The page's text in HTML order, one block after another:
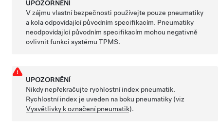
UPOZORNĚNÍ
V zájmu vlastní bezpečnosti používejte pouze pneumatiky
a kola odpovídající původním specifikacím. Pneumatiky
neodpovídající původním specifikacím mohou negativně
ovlivnit funkci systému TPMS.
UPOZORNĚNÍ
Nikdy nepřekračujte rychlostní index pneumatik.
Rychlostní index je uveden na boku pneumatiky (viz
Vysvětlivky k označení pneumatik).